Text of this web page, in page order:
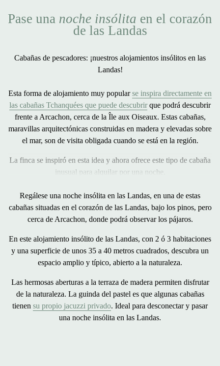
Pase una noche insólita en el corazón
de las Landas
Cabañas de pescadores: ¡nuestros alojamientos insólitos en las
Landas!
Esta forma de alojamiento muy popularse inspira directamente en
las cabañas Tchanquées que puede descubrir que podrá descubrir
frente a Arcachon, cerca de la Île aux Oiseaux. Estas cabañas,
maravillas arquitectónicas construidas en madera y elevadas sobre
el mar, son de visita obligada cuando se está en la región.
La finca se inspiró en esta idea y ahora ofrece este tipo de cabaña
inusual para alquilar por una noche
Regálese una noche insólita en las Landas, en una de estas
cabañas situadas en el corazón de las Landas, bajo los pinos, pero
cerca de Arcachon, donde podrá observar los pájaros.
En este alojamiento insólito de las Landas, con 2 ó 3 habitaciones
y una superficie de unos 35 a 40 metros cuadrados, descubra un
espacio amplio y típico, abierto a la naturaleza.
Las hermosas aberturas a la terraza demadera permiten disfrutar
de la naturaleza. La guinda del pastel es que algunas cabañas
tienen su propio jacuzzi privado. Ideal para desconectar y pasar
una noche insólita en las Landas.